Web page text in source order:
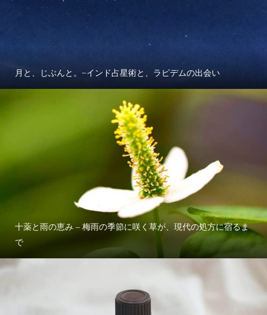
月と、じぶんと。−インド占星術と、ラピデムの出会い
十薬と雨の恵み – 梅雨の季節に咲く草が、現代の処方に宿るま
で